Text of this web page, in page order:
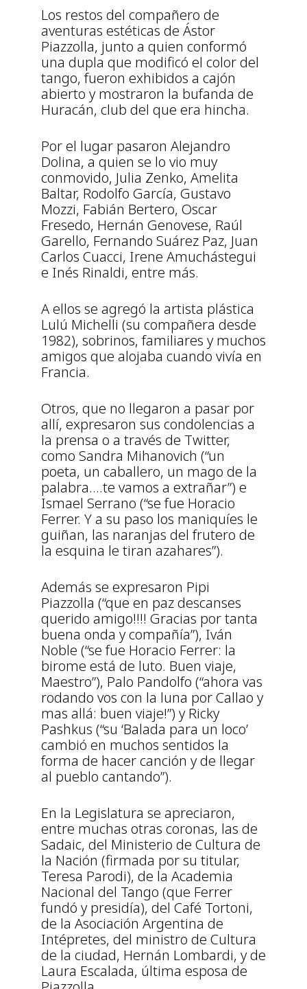
Los restos del compañero de
aventuras estéticas de Ástor
Piazzolla, junto a quien conformó
una dupla que modificó el color del
tango, fueron exhibidos a cajón
abierto y mostraron la bufanda de
Huracán, club del que era hincha.
Por el lugar pasaron Alejandro
Dolina, a quien se lo vio muy
conmovido, Julia Zenko, Amelita
Baltar, Rodolfo García, Gustavo
Mozzi, Fabián Bertero, Oscar
Fresedo, Hernán Genovese, Raúl
Garello, Fernando Suárez Paz, Juan
Carlos Cuacci, Irene Amuchástegui
e Inés Rinaldi, entre más.
A ellos se agregó la artista plástica
Lulú Michelli (su compañera desde
1982), sobrinos, familiares y muchos
amigos que alojaba cuando vivía en
Francia.
Otros, que no llegaron a pasar por
allí, expresaron sus condolencias a
la prensa o a través de Twitter,
como Sandra Mihanovich ‏(“un
poeta, un caballero, un mago de la
palabra….te vamos a extrañar”) e
Ismael Serrano (“se fue Horacio
Ferrer. Y a su paso los maniquíes le
guiñan, las naranjas del frutero de
la esquina le tiran azahares”).
Además se expresaron Pipi
Piazzolla (“que en paz descanses
querido amigo!!!! Gracias por tanta
buena onda y compañía”), Iván
Noble (“se fue Horacio Ferrer: la
birome está de luto. Buen viaje,
Maestro”), Palo Pandolfo (“ahora vas
rodando vos con la luna por Callao y
mas allá: buen viaje!”) y Ricky
Pashkus (“su ‘Balada para un loco’
cambió en muchos sentidos la
forma de hacer canción y de llegar
al pueblo cantando”).
En la Legislatura se apreciaron,
entre muchas otras coronas, las de
Sadaic, del Ministerio de Cultura de
la Nación (firmada por su titular,
Teresa Parodi), de la Academia
Nacional del Tango (que Ferrer
fundó y presidía), del Café Tortoni,
de la Asociación Argentina de
Intépretes, del ministro de Cultura
de la ciudad, Hernán Lombardi, y de
Laura Escalada, última esposa de